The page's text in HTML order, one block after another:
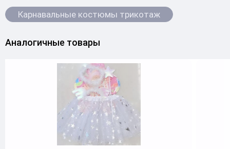
Карнавальные костюмы трикотаж
Аналогичные товары